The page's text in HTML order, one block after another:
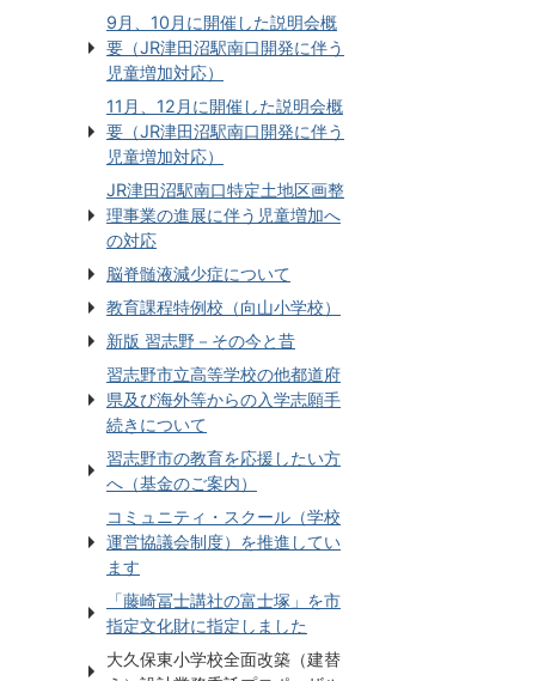
9月、10月に開催した説明会概
要（JR津田沼駅南口開発に伴う
児童増加対応）
11月、12月に開催した説明会概
要（JR津田沼駅南口開発に伴う
児童増加対応）
JR津田沼駅南口特定土地区画整
理事業の進展に伴う児童増加へ
の対応
脳脊髄液減少症について
教育課程特例校（向山小学校）
新版 習志野－その今と昔
習志野市立高等学校の他都道府
県及び海外等からの入学志願手
続きについて
習志野市の教育を応援したい方
へ（基金のご案内）
コミュニティ・スクール（学校
運営協議会制度）を推進してい
ます
「藤崎冨士講社の富士塚」を市
指定文化財に指定しました
大久保東小学校全面改築（建替